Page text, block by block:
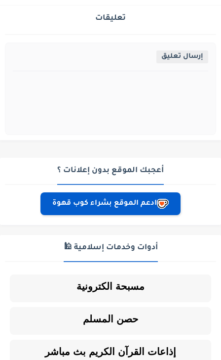
تعليقات
إرسال تعليق
أعجبك الموقع بدون إعلانات ؟
ادعم الموقع بشراء كوب قهوة
أدوات وخدمات إسلامية 🕌
مسبحة الكترونية
حصن المسلم
إذاعات القرآن الكريم بث مباشر